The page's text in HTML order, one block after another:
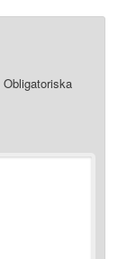
Obligatoriska